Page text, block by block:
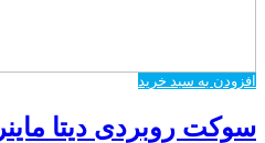
افزودن به سبد خرید
سوکت روبردی دیتا ماینر 10*2 رایت